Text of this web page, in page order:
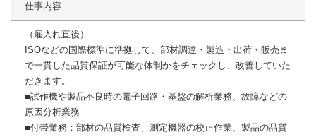
仕事内容
（雇入れ直後）
ISOなどの国際標準に準拠して、部材調達・製造・出荷・販売ま
で一貫した品質保証が可能な体制かをチェックし、改善していた
だきます。
■試作機や製品不良時の電子回路・基盤の解析業務、故障などの
原因分析業務
■付帯業務：部材の品質検査、測定機器の校正作業、製品の品質